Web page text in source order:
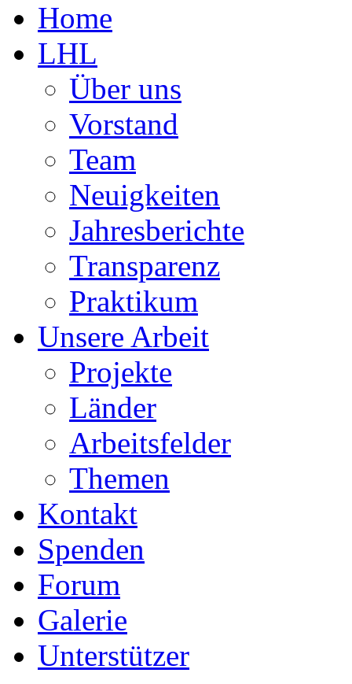
Home
LHL
Über uns
Vorstand
Team
Neuigkeiten
Jahresberichte
Transparenz
Praktikum
Unsere Arbeit
Projekte
Länder
Arbeitsfelder
Themen
Kontakt
Spenden
Forum
Galerie
Unterstützer